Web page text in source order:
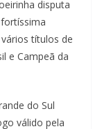
disputa
títulos de
e Campeã da
do Sul
válido pela